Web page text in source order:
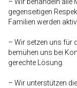
gegenseitigen
Familien werden
– Wir setzen uns für
bemühen uns bei
gerechte Lösung.
– Wir unterstützen